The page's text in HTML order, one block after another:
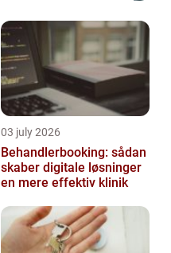
03 july 2026
Behandlerbooking: sådan
skaber digitale løsninger
en mere effektiv klinik